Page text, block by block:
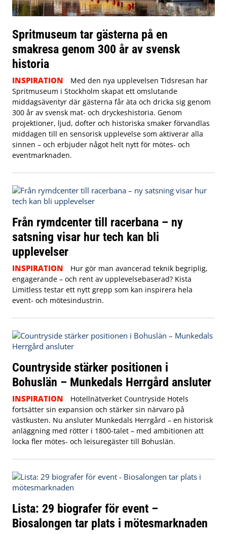
Spritmuseum tar gästerna på en
smakresa genom 300 år av svensk
historia
INSPIRATION
Med den nya upplevelsen Tidsresan har
Spritmuseum i Stockholm skapat ett omslutande
middagsäventyr där gästerna får äta och dricka sig genom
300 år av svensk mat- och dryckeshistoria. Genom
projektioner, ljud, dofter och historiska smaker förvandlas
middagen till en sensorisk upplevelse som aktiverar alla
sinnen – och erbjuder något helt nytt för mötes- och
eventmarknaden.
Från rymdcenter till racerbana – ny
satsning visar hur tech kan bli
upplevelser
INSPIRATION
Hur gör man avancerad teknik begriplig,
engagerande – och rent av upplevelsebaserad? Kista
Limitless testar ett nytt grepp som kan inspirera hela
event- och mötesindustrin.
Countryside stärker positionen i
Bohuslän – Munkedals Herrgård ansluter
INSPIRATION
Hotellnätverket Countryside Hotels
fortsätter sin expansion och stärker sin närvaro på
västkusten. Nu ansluter Munkedals Herrgård – en historisk
anläggning med rötter i 1800-talet – med ambitionen att
locka fler mötes- och leisuregäster till Bohuslän.
Lista: 29 biografer för event –
Biosalongen tar plats i mötesmarknaden